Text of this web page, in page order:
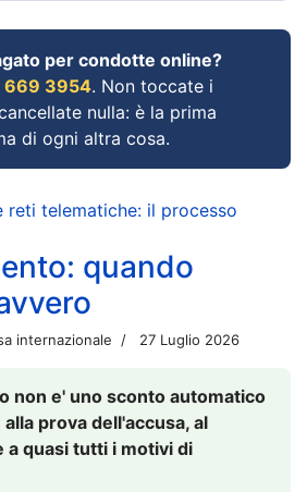
per condotte online?
669 3954. Non toccate i
nulla: è la prima
di ogni altra cosa.
reti telematiche: il processo
quando
internazionale 27 Luglio 2026
non e' uno sconto automatico
prova dell'accusa, al
quasi tutti i motivi di